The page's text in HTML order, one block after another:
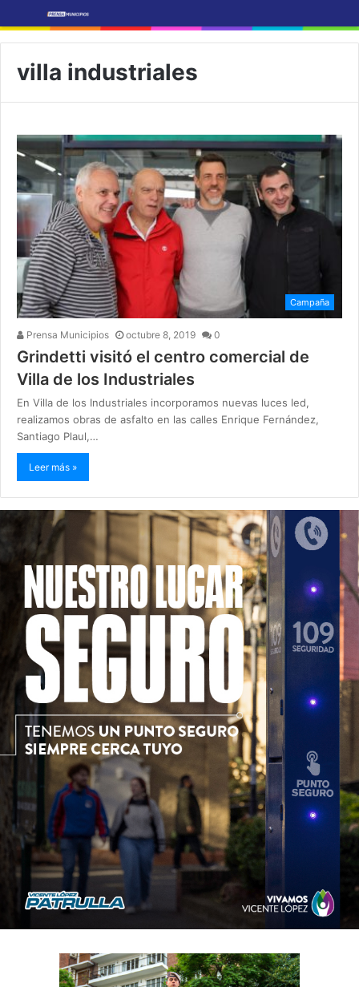
villa industriales
Campaña
Prensa Municipios octubre 8, 2019 0
Grindetti visitó el centro comercial de
Villa de los Industriales
En Villa de los Industriales incorporamos nuevas luces led,
realizamos obras de asfalto en las calles Enrique Fernández,
Santiago Plaul,…
Leer más »